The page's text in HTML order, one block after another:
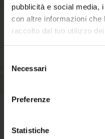
pubblicità e social media,
con altre informazioni che
raccolto dal tuo utilizzo
delNecessari
Preferenze
StatisticheCONDIZIONI DI